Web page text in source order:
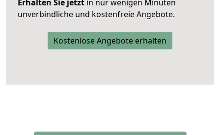
Erhalten Sie jetzt in nur wenigen Minuten
unverbindliche und kostenfreie Angebote.
Kostenlose Angebote erhalten